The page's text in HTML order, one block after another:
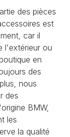
des pièces
est
car il
l'extérieur ou
en
des
nous
des
BMW,
les
la qualité